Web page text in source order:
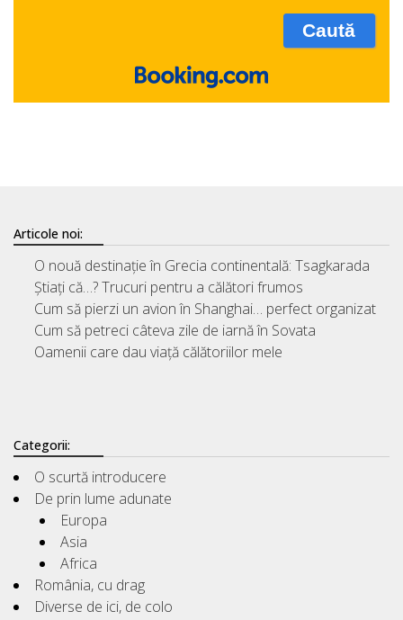
Articole noi:
O nouă destinație în Grecia continentală: Tsagkarada
Știați că…? Trucuri pentru a călători frumos
Cum să pierzi un avion în Shanghai… perfect organizat
Cum să petreci câteva zile de iarnă în Sovata
Oamenii care dau viață călătoriilor mele
Categorii:
O scurtă introducere
De prin lume adunate
Europa
Asia
Africa
România, cu drag
Diverse de ici, de colo